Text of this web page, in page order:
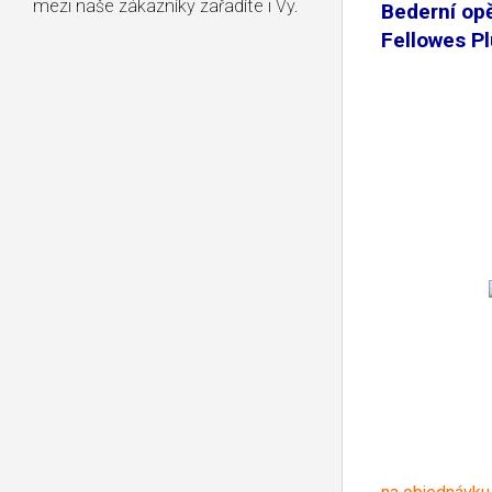
mezi naše zákazníky zařadíte i Vy.
Bederní
Fellowes